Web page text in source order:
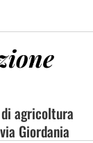
agricoltura
Giordania